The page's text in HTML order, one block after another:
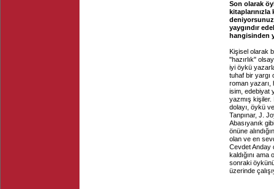
Son olarak
kitaplarınızla
yaygındır
hangisinden
Kişisel olarak
"hazırlık"
iyi öykü
tuhaf bir yargı
roman yazarı,
isim, edebiyat
yazmış kişiler.
dolayı, öykü
Tanpınar, J.
Abasıyanık
önüne
olan ve en
Cevdet Anday
kaldığını
sonraki
üzerinde